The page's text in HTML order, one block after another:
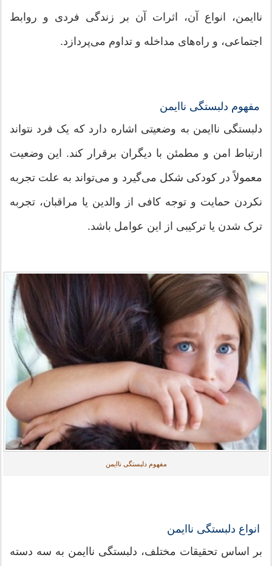
ناایمن، انواع آن، اثرات آن بر زندگی فردی و روابط
اجتماعی، و راه‌های مداخله و تداوم می‌پردازد.
مفهوم دلبستگی ناایمن
دلبستگی ناایمن به وضعیتی اشاره دارد که یک فرد نتواند
ارتباط امن و مطمئن با دیگران برقرار کند. این وضعیت
معمولاً در کودکی شکل می‌گیرد و می‌تواند به علت تجربه
نکردن حمایت و توجه کافی از والدین یا مراقبان، تجربه
ترک شدن یا ترکیبی از این عوامل باشد.
مفهوم دلبستگی ناایمن
انواع دلبستگی ناایمن
بر اساس تحقیقات مختلف، دلبستگی ناایمن به سه دسته